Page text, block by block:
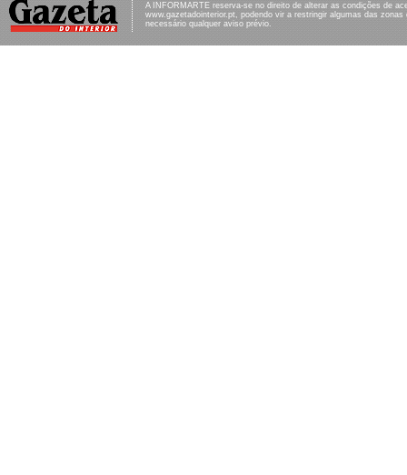
A INFORMARTE reserva-se no direito de alterar as condições de
www.gazetadointerior.pt, podendo vir a restringir algumas das
necessário qualquer aviso prévio.